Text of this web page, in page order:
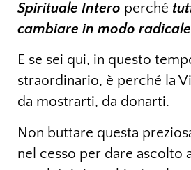
Spirituale Intero perché
cambiare in modo radicale
E se sei qui, in questo
straordinario, è perché la
da mostrarti, da donarti.
Non buttare questa
nel cesso per dare ascolto